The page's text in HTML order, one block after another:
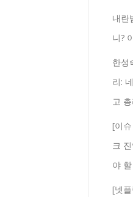
내란
니?
한성
리:
고
[이
크
야
[넷